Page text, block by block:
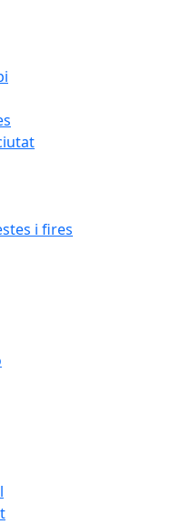
i fires